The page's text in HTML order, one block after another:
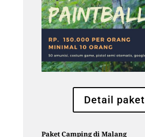
Detail paket
Paket Camping di Malang